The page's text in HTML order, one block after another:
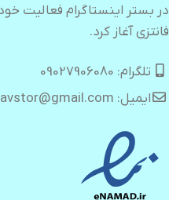
در بستر اینستاگرام فعالیت
فانتزی آغاز کرد.
تلگرام: 09027906080
ایمیل: favstor@gmail.com